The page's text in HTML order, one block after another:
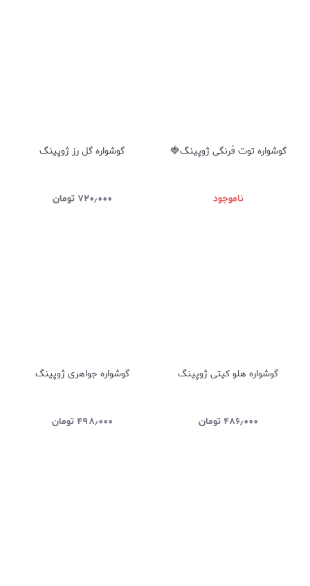
گوشواره توت فرنگی ژوپینگ🍓
ناموجود
گوشواره گل رز ژوپینگ
۷۲۰٫۰۰۰ تومان
گوشواره هلو کیتی ژوپینگ
۴۸۶٫۰۰۰ تومان
گوشواره جواهری ژوپینگ
۴۹۸٫۰۰۰ تومان